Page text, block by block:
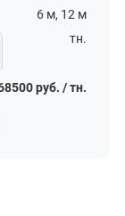
6 м, 12 м
тн.
руб. / тн.